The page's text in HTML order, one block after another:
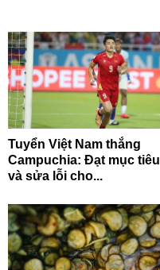
Tuyển Việt Nam thắng
Campuchia: Đạt mục tiêu
và sửa lỗi cho...